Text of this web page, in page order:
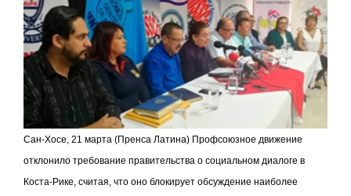
Сан-Хосе, 21 марта (Пренса Латина) Профсоюзное движение
отклонило требование правительства о социальном диалоге в
Коста-Рике, считая, что оно блокирует обсуждение наиболее